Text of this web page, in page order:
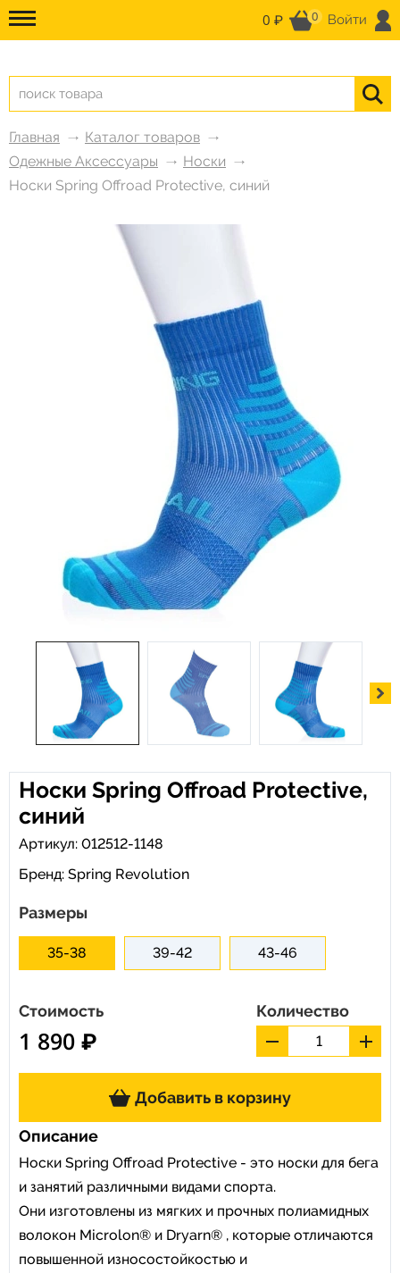
0 ₽ 0 Войти
Главная
Каталог товаров
Одежные Аксессуары
Носки
Носки Spring Offroad Protective, синий
Носки Spring Offroad Protective,
синий
Артикул: 012512-1148
Бренд: Spring Revolution
Размеры
35-38 39-42 43-46
Стоимость
1 890 ₽
Количество
Добавить в корзину
Описание
Носки Spring Offroad Protective - это носки для бега
и занятий различными видами спорта.
Они изготовлены из мягких и прочных полиамидных
волокон Microlon® и Dryarn® , которые отличаются
повышенной износостойкостью и